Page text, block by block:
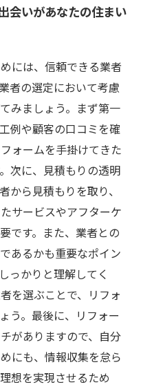
会いがあなたの住まい
には、信頼できる業者
者の選定において考慮
みましょう。まず第一
例や顧客の口コミを確
ォームを手掛けてきた
次に、見積もりの透明
から見積もりを取り、
サービスやアフターケ
です。また、業者との
あるかも重要なポイン
っかりと理解してく
を選ぶことで、リフォ
う。最後に、リフォー
がありますので、自分
にも、情報収集を怠ら
想を実現させるため